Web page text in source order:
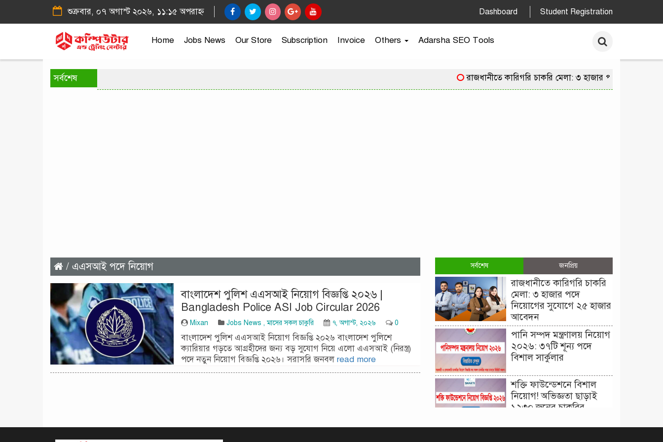
শুক্রবার, ০৭ অগাস্ট ২০২৬, ১১:১৫ অপরাহ্ন Dashboard Student Registration
Home Jobs News Our Store Subscription Invoice Others Adarsha SEO Tools
সর্বশেষ রাজধানীতে কারিগরি চাকরি মেলা: ৩ হাজার পদে নিয়োগের
/ এএসআই পদে নিয়োগ
বাংলাদেশ পুলিশ এএসআই নিয়োগ বিজ্ঞপ্তি ২০২৬ |
Bangladesh Police ASI Job Circular 2026
Mixan Jobs News ,মাসের সকল চাকুরি ৭, অগাস্ট, ২০২৬ 0
বাংলাদেশ পুলিশ এএসআই নিয়োগ বিজ্ঞপ্তি ২০২৬ বাংলাদেশ পুলিশে
ক্যারিয়ার গড়তে আগ্রহীদের জন্য বড় সুযোগ নিয়ে এলো এএসআই (নিরস্ত্র)
পদে নতুন নিয়োগ বিজ্ঞপ্তি ২০২৬। সরাসরি জনবল read more
সর্বশেষ জনপ্রিয়
রাজধানীতে কারিগরি চাকরি
মেলা: ৩ হাজার পদে
নিয়োগের সুযোগে ২৫ হাজার
আবেদন
পানি সম্পদ মন্ত্রণালয় নিয়োগ
২০২৬: ৩৭টি শূন্য পদে
বিশাল সার্কুলার
শক্তি ফাউন্ডেশনে বিশাল
নিয়োগ! অভিজ্ঞতা ছাড়াই
১২৩০ জনের চাকরির